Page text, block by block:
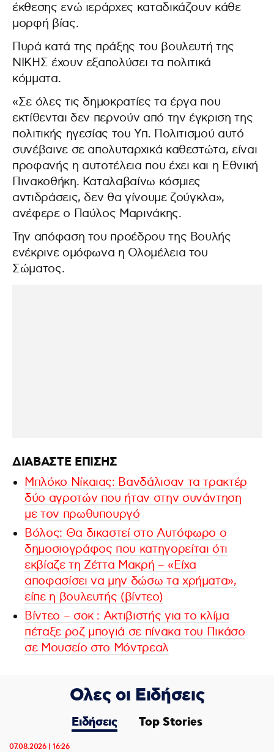
έκθεσης ενώ ιεράρχες καταδικάζουν κάθε
μορφή βίας.
Πυρά κατά της πράξης του βουλευτή της
ΝΙΚΗΣ έχουν εξαπολύσει τα πολιτικά
κόμματα.
«Σε όλες τις δημοκρατίες τα έργα που
εκτίθενται δεν περνούν από την έγκριση της
πολιτικής ηγεσίας του Υπ. Πολιτισμού αυτό
συνέβαινε σε απολυταρχικά καθεστώτα, είναι
προφανής η αυτοτέλεια που έχει και η Εθνική
Πινακοθήκη. Καταλαβαίνω κόσμιες
αντιδράσεις, δεν θα γίνουμε ζούγκλα»,
ανέφερε ο Παύλος Μαρινάκης.
Την απόφαση του προέδρου της Βουλής
ενέκρινε ομόφωνα η Ολομέλεια του
Σώματος.
ΔΙΑΒΑΣΤΕ ΕΠΙΣΗΣ
Μπλόκο Νίκαιας: Βανδάλισαν τα τρακτέρ
δύο αγροτών που ήταν στην συνάντηση
με τον πρωθυπουργό
Βόλος: Θα δικαστεί στο Αυτόφωρο ο
δημοσιογράφος που κατηγορείται ότι
εκβίαζε τη Ζέττα Μακρή – «Είχα
αποφασίσει να μην δώσω τα χρήματα»,
είπε η βουλευτής (βίντεο)
Βίντεο – σοκ : Ακτιβιστής για το κλίμα
πέταξε ροζ μπογιά σε πίνακα του Πικάσο
σε Μουσείο στο Μόντρεαλ
Ολες οι Ειδήσεις
Ειδήσεις Top Stories
07.08.2026 | 16:26